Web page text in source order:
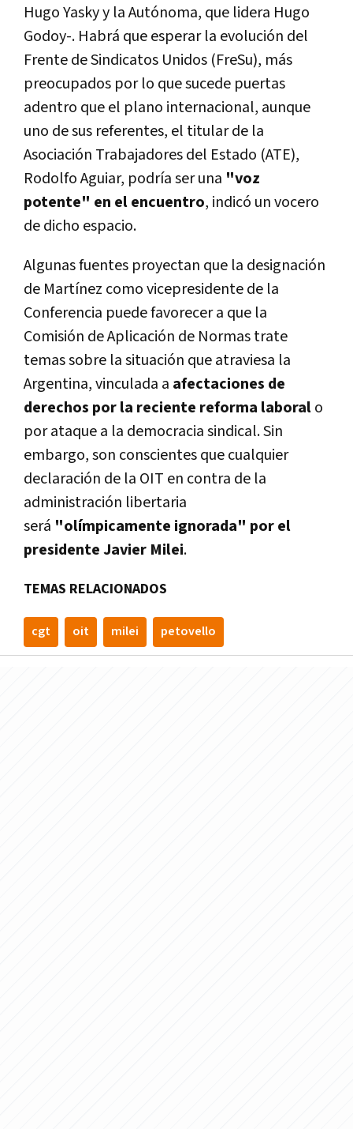
Hugo Yasky y la Autónoma, que lidera Hugo
Godoy-. Habrá que esperar la evolución del
Frente de Sindicatos Unidos (FreSu), más
preocupados por lo que sucede puertas
adentro que el plano internacional, aunque
uno de sus referentes, el titular de la
Asociación Trabajadores del Estado (ATE),
Rodolfo Aguiar, podría ser una "voz
potente" en el encuentro, indicó un vocero
de dicho espacio.
Algunas fuentes proyectan que la designación
de Martínez como vicepresidente de la
Conferencia puede favorecer a que la
Comisión de Aplicación de Normas trate
temas sobre la situación que atraviesa la
Argentina, vinculada a afectaciones de
derechos por la reciente reforma laboralo
por ataque a la democracia sindical.Sin
embargo, son conscientes que cualquier
declaración de la OIT en contra de la
administración libertaria
será "olímpicamente ignorada" por el
presidente Javier Milei.
TEMAS RELACIONADOS
cgt oit milei petovello